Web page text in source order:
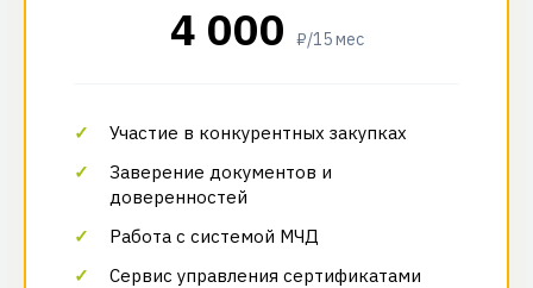
4 000 ₽/15 мес
Участие в конкурентных закупках
Заверение документов и
доверенностей
Работа с системой МЧД
Сервис управления сертификатами